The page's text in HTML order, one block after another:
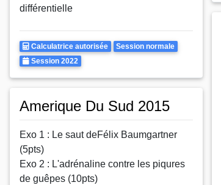
différentielle
Calculatrice
Autorisee
Calculatrice autorisée Rattrapages
Session normale
Annee
Session 2022
Amerique Du Sud 2015
Exo 1 : Le saut deFélix Baumgartner
(5pts)
Exo 2 : L'adrénaline contre les piqures
de guêpes (10pts)